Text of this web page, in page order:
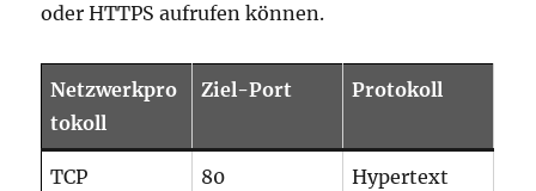
oder HTTPS aufrufen können.
Netzwerkpro
tokoll
Ziel-Port Protokoll
TCP 80
Hypertext